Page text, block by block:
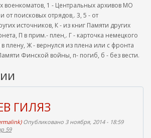
военкоматов, 1 - Центральных архивов МО
от поисковых отрядов,. 3, 5 - от
источников, К - из книг Памяти других
П в прим.- плен,. Г - карточка немецкого
плену, Ж - вернулся из плена или с фронта
Финской войны, п- погиб, б - без вести.
ГИЛЯЗ
Опубликовано 3 ноября, 2014 - 18:59
59